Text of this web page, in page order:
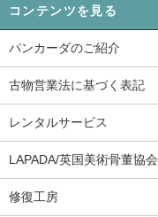
コンテンツを見る
パンカーダのご紹介
古物営業法に基づく表記
レンタルサービス
LAPADA/英国美術骨董協会
修復工房